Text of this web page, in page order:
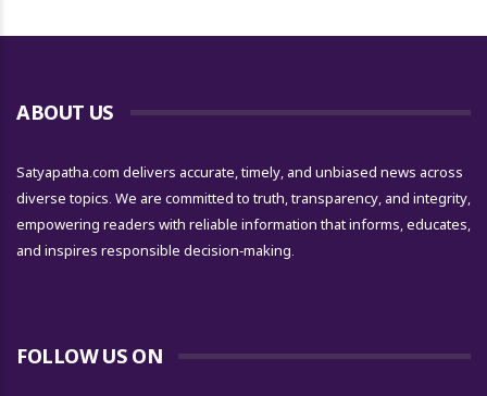
ABOUT US
Satyapatha.com delivers accurate, timely, and unbiased news across
diverse topics. We are committed to truth, transparency, and integrity,
empowering readers with reliable information that informs, educates,
and inspires responsible decision-making.
FOLLOW US ON